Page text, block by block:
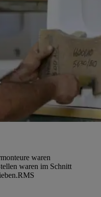
waren
waren im Schnitt
RMS